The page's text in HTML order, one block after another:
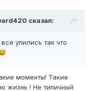
сказал:
упились так что
моменты! Такие
жизнь ! Не типичный